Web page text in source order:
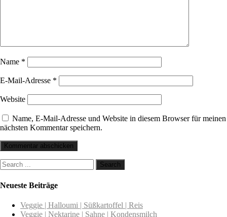
Name *
E-Mail-Adresse *
Website
Name, E-Mail-Adresse und Website in diesem Browser für meinen
nächsten Kommentar speichern.
Neueste Beiträge
Veggie | Halloumi | Süßkartoffel | Reis
Veggie | Nektarine | Sahne | Kondensmilch